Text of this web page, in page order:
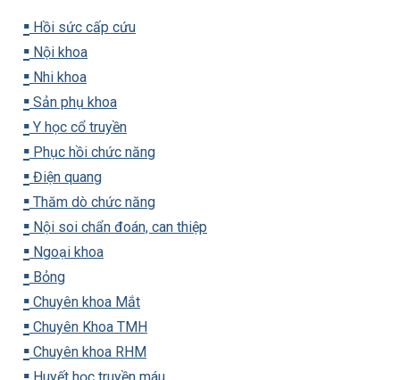
▪️ Hồi sức cấp cứu
▪️ Nội khoa
▪️ Nhi khoa
▪️ Sản phụ khoa
▪️ Y học cổ truyền
▪️ Phục hồi chức năng
▪️ Điện quang
▪️ Thăm dò chức năng
▪️ Nội soi chẩn đoán, can thiệp
▪️ Ngoại khoa
▪️ Bỏng
▪️ Chuyên khoa Mắt
▪️ Chuyên Khoa TMH
▪️ Chuyên khoa RHM